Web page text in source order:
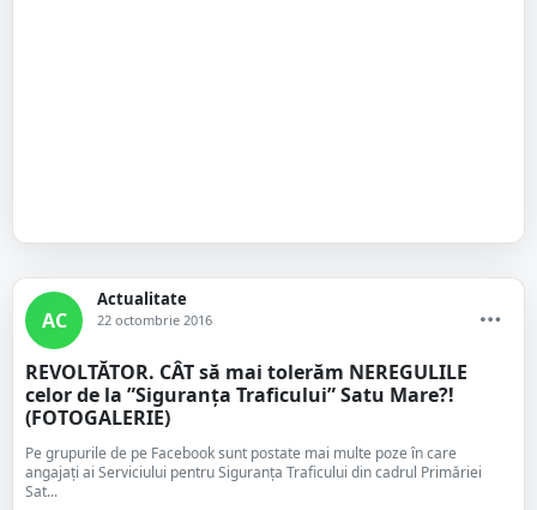
AC
Actualitate
22 octombrie 2016
REVOLTĂTOR. CÂT să mai tolerăm NEREGULILE
celor de la ”Siguranța Traficului” Satu Mare?!
(FOTOGALERIE)
Pe grupurile de pe Facebook sunt postate mai multe poze în care
angajați ai Serviciului pentru Siguranța Traficului din cadrul Primăriei
Sat...